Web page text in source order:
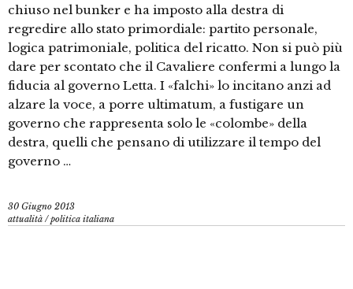
chiuso nel bunker e ha imposto alla destra di
regredire allo stato primordiale: partito personale,
logica patrimoniale, politica del ricatto. Non si può più
dare per scontato che il Cavaliere confermi a lungo la
fiducia al governo Letta. I «falchi» lo incitano anzi ad
alzare la voce, a porre ultimatum, a fustigare un
governo che rappresenta solo le «colombe» della
destra, quelli che pensano di utilizzare il tempo del
governo …
30 Giugno 2013
attualità /politica italiana